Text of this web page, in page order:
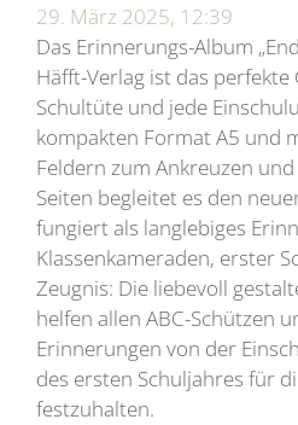
29. März 2025, 12:39
Das Erinnerungs-Album
Häfft-Verlag ist das perfekte
Schultüte und jede
kompakten Format A5 und
Feldern zum Ankreuzen
Seiten begleitet es den
fungiert als langlebiges
Klassenkameraden, erster
Zeugnis: Die liebevoll
helfen allen ABC-Schützen
Erinnerungen von der
des ersten Schuljahres für
festzuhalten.